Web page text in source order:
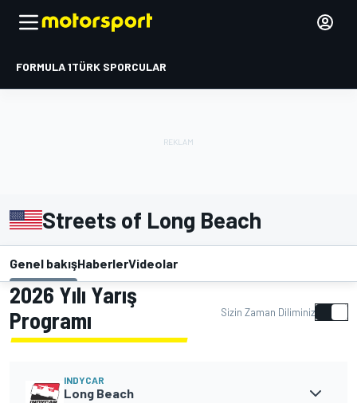
FORMULA 1TÜRK SPORCULAR
Streets of Long Beach
Genel bakışHaberlerVideolar
2026 Yılı Yarış
Programı
Sizin Zaman Diliminiz
INDYCAR
Long Beach